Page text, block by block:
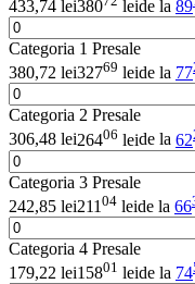
433,74 lei380 leide la 89
Categoria 1 Presale
380,72 lei32769 leide la 77
Categoria 2 Presale
306,48 lei26406 leide la 62
Categoria 3 Presale
242,85 lei211 04 leide la 66
Categoria 4 Presale
179,22 lei15801 leide la 74